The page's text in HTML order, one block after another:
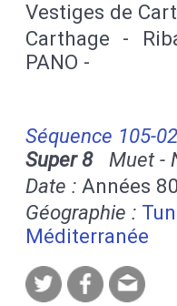
Vestiges de
Carthage -
PANO -
Séquence 105-
Super 8Muet -
Date : Années 80
Géographie :
Méditerranée